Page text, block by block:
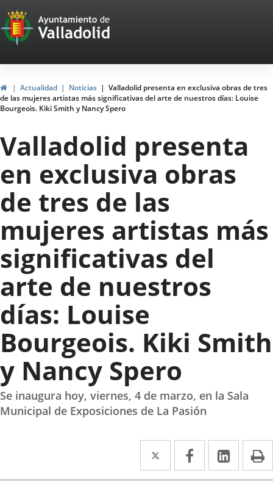
Portal
Web
del
Ayuntamiento
de
Valladolid
HomeActualidad Noticias
Valladolid presenta en exclusiva obras de tres
de las mujeres artistas más significativas del arte de nuestros días: Louise
Bourgeois. Kiki Smith y Nancy Spero
Valladolid presenta
en exclusiva obras
de tres de las
mujeres artistas más
significativas del
arte de nuestros
días: Louise
Bourgeois. Kiki Smith
y Nancy Spero
Se inaugura hoy, viernes, 4 de marzo, en la Sala
Municipal de Exposiciones de La Pasión
Twitter
Enlace
a
Facebook
Enlace
a
Enlace
a